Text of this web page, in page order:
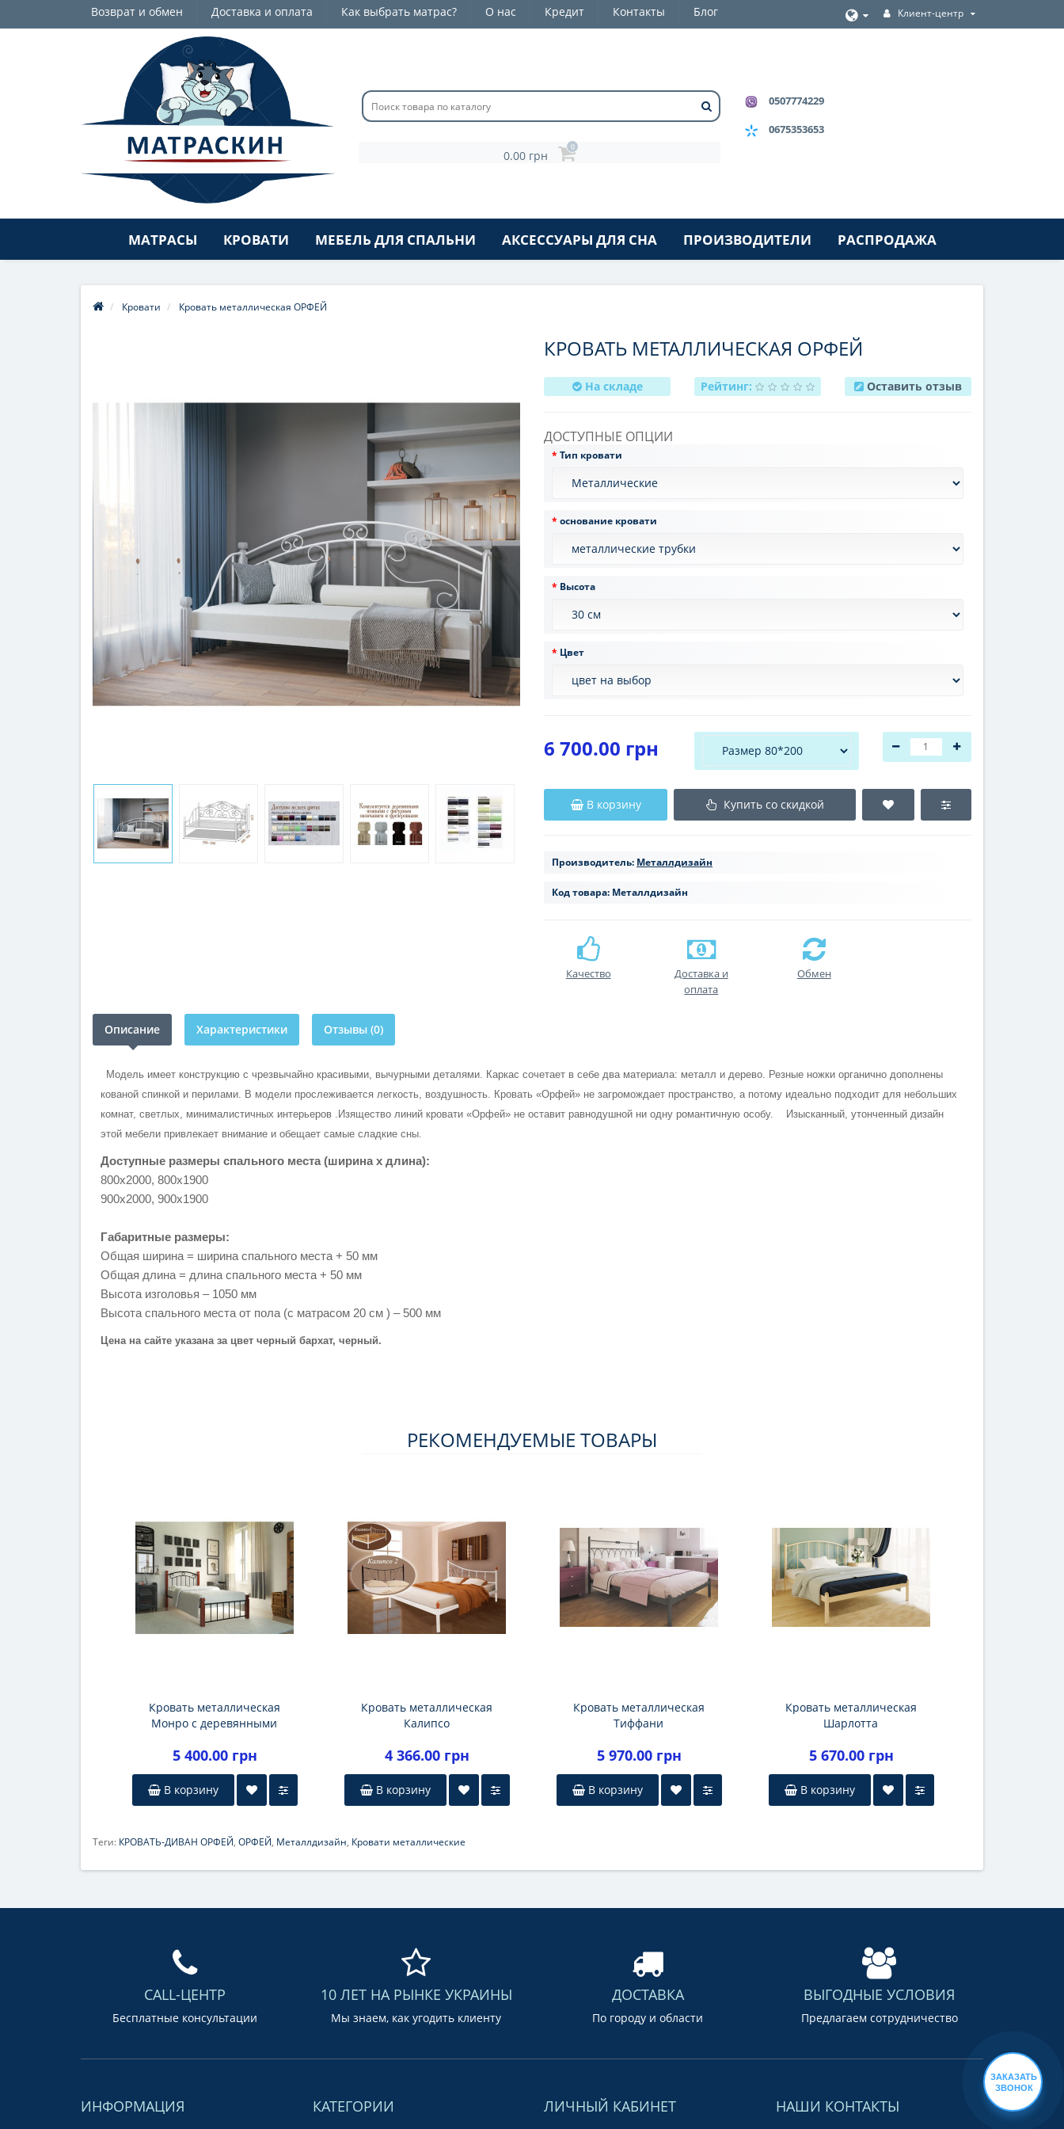
Возврат и обмен Доставка и оплата Как выбрать матрас? О нас Кредит Контакты Блог Клиент-центр
0.00 грн
0
0507774229
0675353653
МАТРАСЫ КРОВАТИ МЕБЕЛЬ ДЛЯ СПАЛЬНИ АКСЕССУАРЫ ДЛЯ СНА ПРОИЗВОДИТЕЛИ РАСПРОДАЖА
Кровати Кровать металлическая ОРФЕЙ
КРОВАТЬ МЕТАЛЛИЧЕСКАЯ ОРФЕЙ
На складе Рейтинг: Оставить отзыв
ДОСТУПНЫЕ ОПЦИИ
Тип кровати
основание кровати
Высота
Цвет
6 700.00 грн
В корзину Купить со скидкой
Производитель: Металлдизайн
Код товара: Металлдизайн
Качество
Доставка и
оплата
Обмен
Описание Характеристики Отзывы (0)
Модель имеет конструкцию с чрезвычайно красивыми, вычурными деталями. Каркас сочетает в себе два материала: металл и дерево. Резные ножки органично дополнены
кованой спинкой и перилами. В модели прослеживается легкость, воздушность. Кровать «Орфей» не загромождает пространство, а потому идеально подходит для небольших
комнат, светлых, минималистичных интерьеров .Изящество линий кровати «Орфей» не оставит равнодушной ни одну романтичную особу. Изысканный, утонченный дизайн
этой мебели привлекает внимание и обещает самые сладкие сны.
Доступные размеры спального места (ширина х длина):
800х2000, 800х1900
900х2000, 900х1900
Габаритные размеры:
Общая ширина = ширина спального места + 50 мм
Общая длина = длина спального места + 50 мм
Высота изголовья – 1050 мм
Высота спального места от пола (с матрасом 20 см ) – 500 мм
Цена на сайте указана за цвет черный бархат, черный.
РЕКОМЕНДУЕМЫЕ ТОВАРЫ
Кровать металлическая
Монро с деревянными
5 400.00 грн
В корзину
Кровать металлическая
Калипсо
4 366.00 грн
В корзину
Кровать металлическая
Тиффани
5 970.00 грн
В корзину
Кровать металлическая
Шарлотта
5 670.00 грн
В корзину
Теги: КРОВАТЬ-ДИВАН ОРФЕЙ, ОРФЕЙ, Металлдизайн, Кровати металлические
CALL-ЦЕНТР
Бесплатные консультации
10 ЛЕТ НА РЫНКЕ УКРАИНЫ
Мы знаем, как угодить клиенту
ДОСТАВКА
По городу и области
ВЫГОДНЫЕ УСЛОВИЯ
Предлагаем сотрудничество
ИНФОРМАЦИЯ КАТЕГОРИИ ЛИЧНЫЙ КАБИНЕТ НАШИ КОНТАКТЫ
ЗАКАЗАТЬ
ЗВОНОК